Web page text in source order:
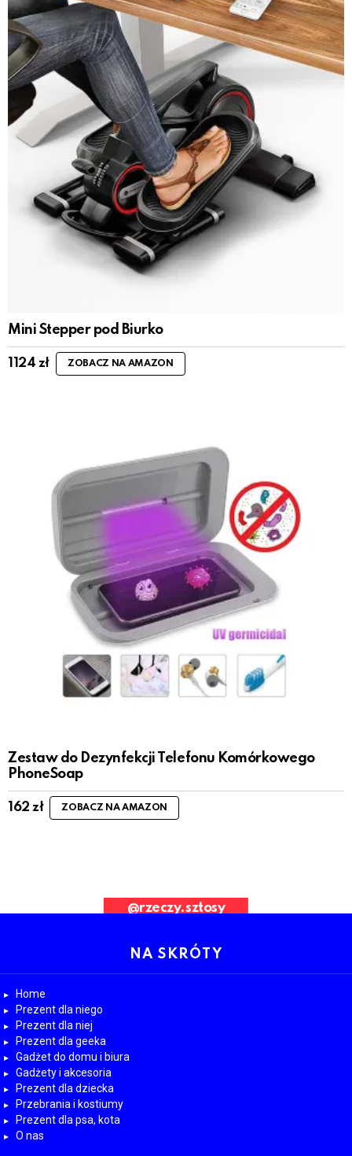
Mini Stepper pod Biurko
1124 zł ZOBACZ NA AMAZON
Zestaw do Dezynfekcji Telefonu Komórkowego
PhoneSoap
162zł ZOBACZ NA AMAZON
Request. Error validating application
@rzeczy.sztosy
NA SKRÓTY
Home
Prezent dla niego
Prezent dla niej
Prezent dla geeka
Gadżet do domu i biura
Gadżety i akcesoria
Prezent dla dziecka
Przebrania i kostiumy
Prezent dla psa, kota
O nas